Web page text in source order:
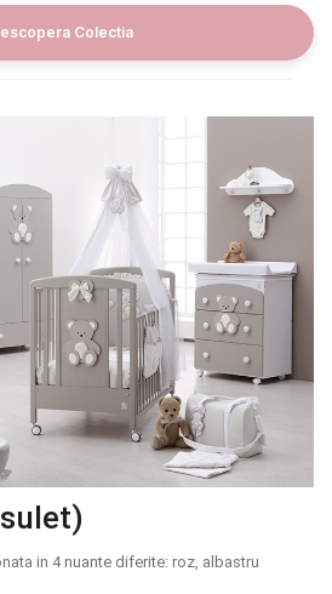
Colectia
in 4 nuante diferite: roz, albastru